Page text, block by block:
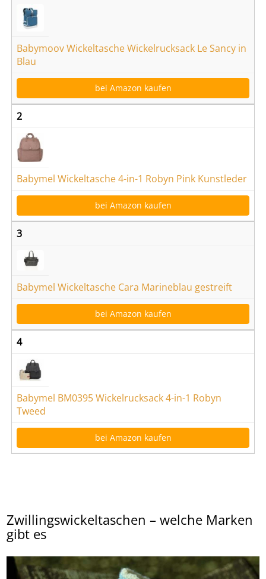
Babymoov Wickeltasche Wickelrucksack Le Sancy in
Blau
bei Amazon kaufen
2
Babymel Wickeltasche 4-in-1 Robyn Pink Kunstleder
bei Amazon kaufen
3
Babymel Wickeltasche Cara Marineblau gestreift
bei Amazon kaufen
4
Babymel BM0395 Wickelrucksack 4-in-1 Robyn
Tweed
bei Amazon kaufen
Zwillingswickeltaschen – welche Marken
gibt es